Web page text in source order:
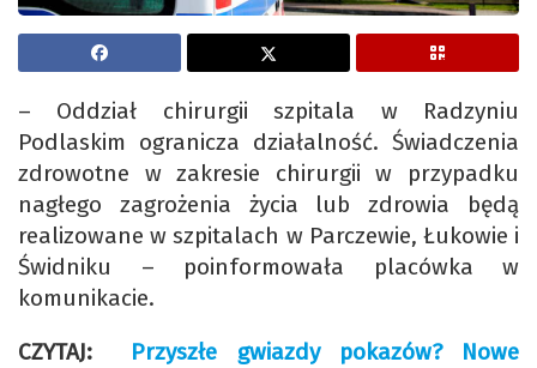
– Oddział chirurgii szpitala w Radzyniu
Podlaskim ogranicza działalność. Świadczenia
zdrowotne w zakresie chirurgii w przypadku
nagłego zagrożenia życia lub zdrowia będą
realizowane w szpitalach w Parczewie, Łukowie i
Świdniku – poinformowała placówka w
komunikacie.
CZYTAJ: Przyszłe gwiazdy pokazów? Nowe